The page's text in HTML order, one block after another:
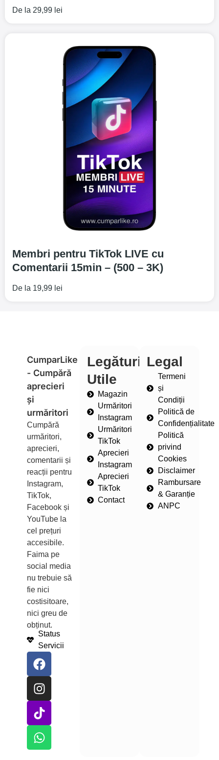
De la 29,99 lei
Membri pentru TikTok LIVE cu
Comentarii 15min – (500 – 3K)
De la 19,99 lei
CumparLike
- Cumpără
aprecieri
și
urmăritori
Cumpără
urmăritori,
aprecieri,
comentarii și
reacții pentru
Instagram,
TikTok,
Facebook și
YouTube la
cel prețuri
accesibile.
Faima pe
social media
nu trebuie să
fie nici
costisitoare,
nici greu de
obținut.
Status
Servicii
Legături
Utile
Magazin
Urmăritori
Instagram
Urmăritori
TikTok
Aprecieri
Instagram
Aprecieri
TikTok
Contact
Legal
Termeni
și
Condiții
Politică de
Confidențialitate
Politică
privind
Cookies
Disclaimer
Rambursare
& Garanție
ANPC